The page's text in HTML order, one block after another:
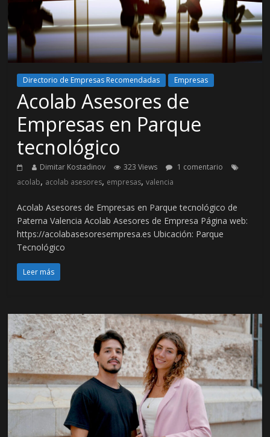
Directorio de Empresas Recomendadas Empresas
Acolab Asesores de
Empresas en Parque
tecnológico
Dimitar Kostadinov 323 Views
1 comentario
acolab, acolab asesores, empresas,valencia
Acolab Asesores de Empresas en Parque tecnológico de
Paterna Valencia Acolab Asesores de Empresa Página web:
https://acolabasesoresempresa.es Ubicación: Parque
Tecnológico
Leer más